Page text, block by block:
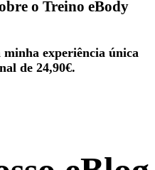
o Treino eBody
experiência única
de 24,90€.